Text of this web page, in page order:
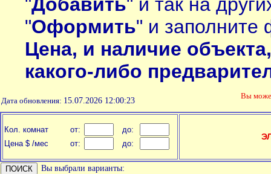
"Оформить" и заполните
Цена, и наличие
какого-либо
Дата обновления: 15.07.2026 12:00:23
Вы
Кол. комнат от:
до:
Цена $ /мес
от: до:
Вы выбрали варианты: